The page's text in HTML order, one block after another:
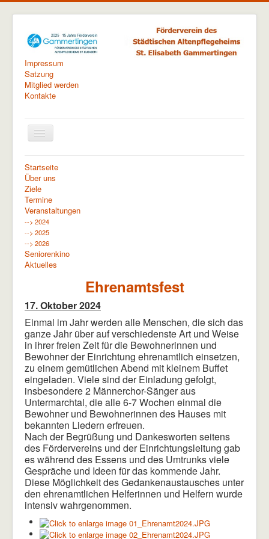
Impressum
Satzung
Mitglied werden
Kontakte
Navigation
an/aus
Aktuelle Seite:
Berichte
Startseite
Über uns
Ziele
Termine
Veranstaltungen
--> 2024
--> 2025
--> 2026
Seniorenkino
Aktuelles
Ehrenamtsfest
17. Oktober 2024
Einmal im Jahr werden alle Menschen, die sich das
ganze Jahr über auf verschiedenste Art und Weise
in ihrer freien Zeit für die Bewohnerinnen und
Bewohner der Einrichtung ehrenamtlich einsetzen,
zu einem gemütlichen Abend mit kleinem Buffet
eingeladen. Viele sind der Einladung gefolgt,
insbesondere 2 Männerchor-Sänger aus
Untermarchtal, die alle 6-7 Wochen einmal die
Bewohner und Bewohnerinnen des Hauses mit
bekannten Liedern erfreuen.
Nach der Begrüßung und Dankesworten seitens
des Fördervereins und der Einrichtungsleitung gab
es während des Essens und des Umtrunks viele
Gespräche und Ideen für das kommende Jahr.
Diese Möglichkeit des Gedankenaustausches unter
den ehrenamtlichen Helferinnen und Helfern wurde
intensiv wahrgenommen.